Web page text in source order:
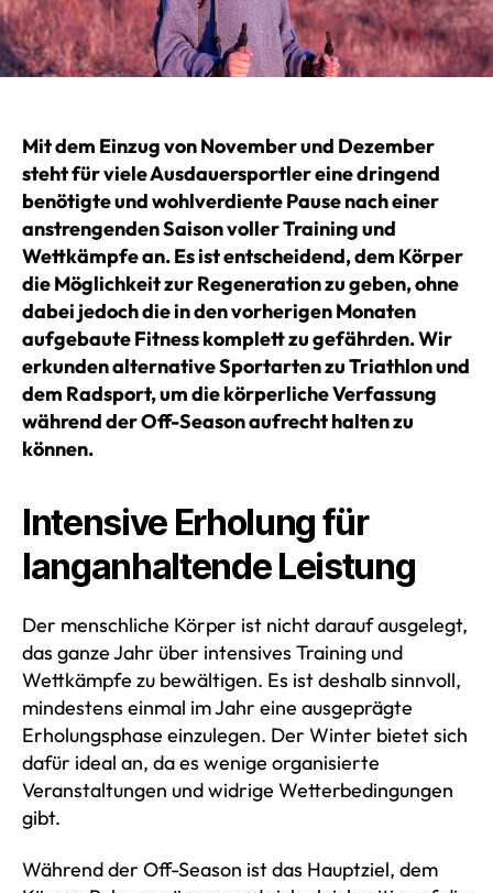
Mit dem Einzug von November und Dezember
steht für viele Ausdauersportler eine dringend
benötigte und wohlverdiente Pause nach einer
anstrengenden Saison voller Training und
Wettkämpfe an. Es ist entscheidend, dem Körper
die Möglichkeit zur Regeneration zu geben, ohne
dabei jedoch die in den vorherigen Monaten
aufgebaute Fitness komplett zu gefährden. Wir
erkunden alternative Sportarten zu Triathlon und
dem Radsport, um die körperliche Verfassung
während der Off-Season aufrecht halten zu
können.
Intensive Erholung für
langanhaltende Leistung
Der menschliche Körper ist nicht darauf ausgelegt,
das ganze Jahr über intensives Training und
Wettkämpfe zu bewältigen. Es ist deshalb sinnvoll,
mindestens einmal im Jahr eine ausgeprägte
Erholungsphase einzulegen. Der Winter bietet sich
dafür ideal an, da es wenige organisierte
Veranstaltungen und widrige Wetterbedingungen
gibt.
Während der Off-Season ist das Hauptziel, dem